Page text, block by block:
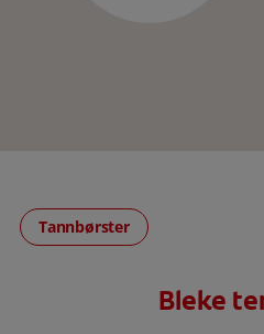
Tannbørster
Bleke